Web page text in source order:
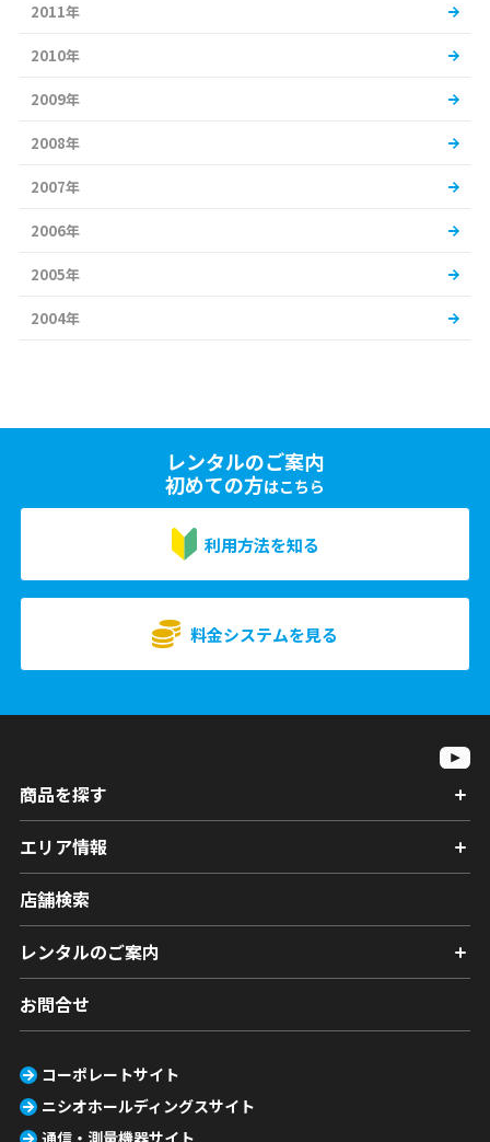
2011年
2010年
2009年
2008年
2007年
2006年
2005年
2004年
レンタルのご案内
初めての方はこちら
利用方法を知る
料金システムを見る
商品を探す
エリア情報
店舗検索
レンタルのご案内
お問合せ
コーポレートサイト
ニシオホールディングスサイト
通信・測量機器サイト